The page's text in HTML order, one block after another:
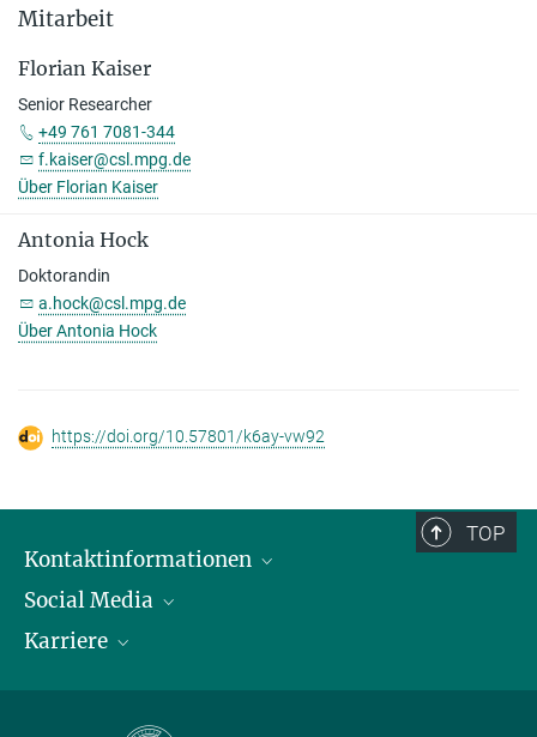
Mitarbeit
Florian Kaiser
Senior Researcher
+49 761 7081-344
f.kaiser@csl.mpg.de
Über Florian Kaiser
Antonia Hock
Doktorandin
a.hock@csl.mpg.de
Über Antonia Hock
https://doi.org/10.57801/k6ay-vw92
TOP
Kontaktinformationen
Öffnungszeiten & Anfahrt
Ansprechpersonen
Social Media
LinkedIn
Karriere
Max Planck Law